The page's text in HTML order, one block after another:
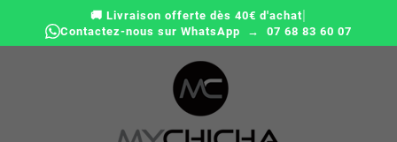
🚚 Livraison offerte dès 40€ d'achat|
Contactez-nous sur WhatsApp → 07 68 83 60 07